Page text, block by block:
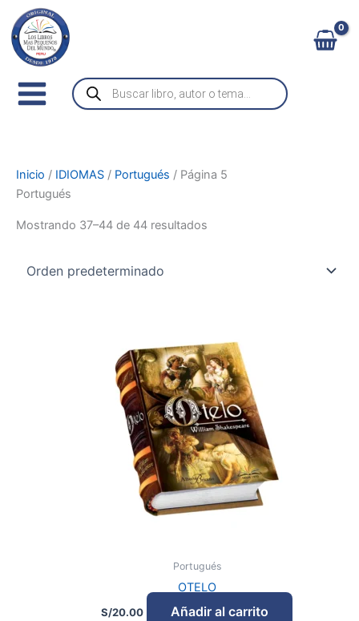
contenido
Búsqueda
de
productos
Inicio / IDIOMAS / Portugués / Página 5
Portugués
Mostrando 37–44 de 44 resultados
Portugués
OTELO
S/20.00 Añadir al carrito